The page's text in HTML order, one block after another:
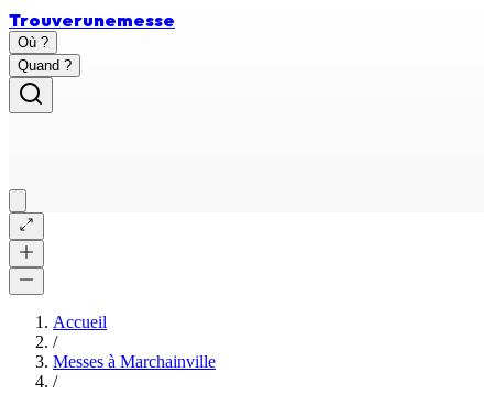
Trouverunemesse
Où ?
Quand ?
Accueil
/
Messes à Marchainville
/